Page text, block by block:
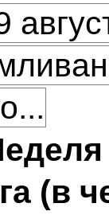
(в